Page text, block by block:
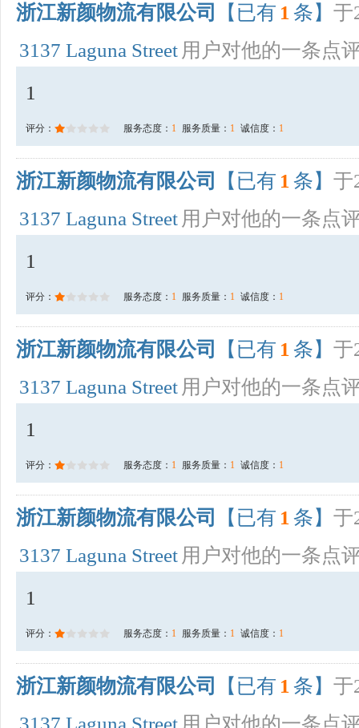
浙江新颜物流有限公司 【已有 1 条】 于
3137 Laguna Street 用户对他的一条点
1
评分： 服务态度： 1 服务质量： 1 诚信度： 1
浙江新颜物流有限公司 【已有 1 条】 于
3137 Laguna Street 用户对他的一条点
1
评分： 服务态度： 1 服务质量： 1 诚信度： 1
浙江新颜物流有限公司 【已有 1 条】 于
3137 Laguna Street 用户对他的一条点
1
评分： 服务态度： 1 服务质量： 1 诚信度： 1
浙江新颜物流有限公司 【已有 1 条】 于
3137 Laguna Street 用户对他的一条点
1
评分： 服务态度： 1 服务质量： 1 诚信度： 1
浙江新颜物流有限公司 【已有 1 条】 于
3137 Laguna Street 用户对他的一条点